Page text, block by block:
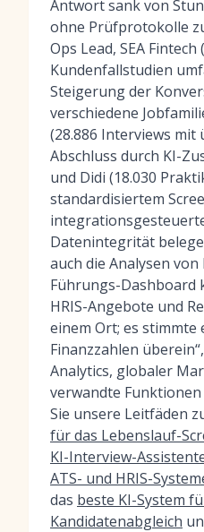
Antwort sank von
ohne Prüfprotokolle
Ops Lead, SEA Fintech
Kundenfallstudien
Steigerung der
verschiedene
(28.886 Interviews mit
Abschluss durch KI-
und Didi (18.030
standardisiertem
Datenintegrität
auch die Analysen
Führungs-Dashboard
HRIS-Angebote und
einem Ort; es stimmte
Finanzzahlen
Analytics, globaler
verwandte
Sie unsere Leitfäden
für das Lebenslauf-
KI-Interview-
ATS- und HRIS-
das beste KI-System
Kandidatenabgleich